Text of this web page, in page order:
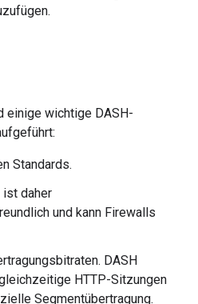
einige wichtige DASH-
Standards.
ist daher
und kann Firewalls
DASH
HTTP-Sitzungen
Segmentübertragung.